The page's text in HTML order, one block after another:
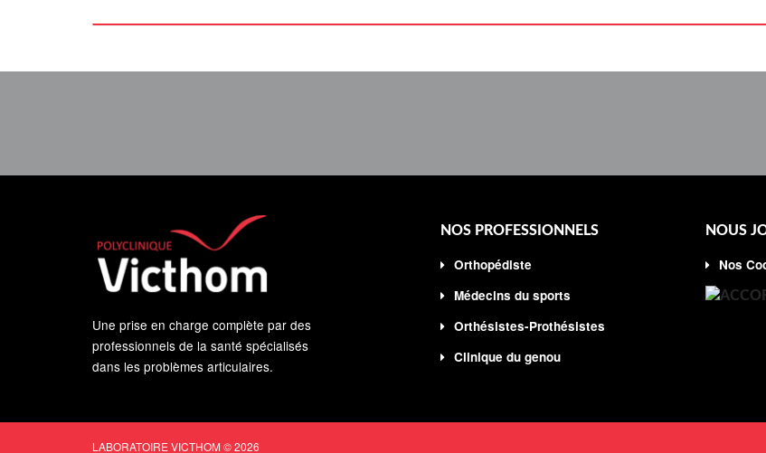
Une prise en charge complète par des
professionnels de la santé spécialisés
dans les problèmes articulaires.
NOS PROFESSIONNELS
Orthopédiste
Médecins du sports
Orthésistes-Prothésistes
Clinique du genou
NOUS
Nos
LABORATOIRE VICTHOM © 2026